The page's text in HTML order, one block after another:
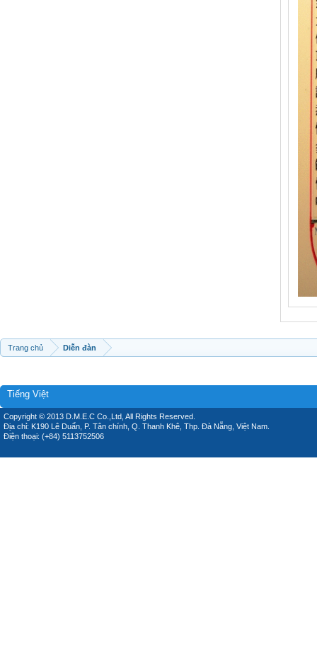
Trang chủ Diễn đàn
Tiếng Việt
Copyright © 2013 D.M.E.C Co.,Ltd, All Rights Reserved.
Địa chỉ: K190 Lê Duẩn, P. Tân chính, Q. Thanh Khê, Thp. Đà Nẵng, Việt Nam.
Điện thoại: (+84) 5113752506